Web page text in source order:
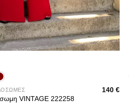
VINTAGE 222258
140€